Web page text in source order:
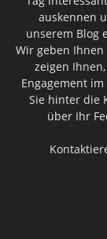
auskennen
unserem Blog
Wir geben
zeigen
Engagement
Sie hinter die
über Ihr